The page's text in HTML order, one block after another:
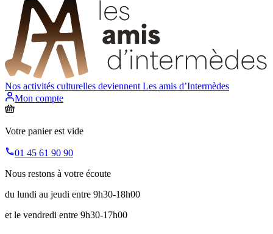
Nos activités culturelles deviennent Les amis d’Intermèdes
Mon compte
Votre panier est vide
01 45 61 90 90
Nous restons à votre écoute
du lundi au jeudi entre 9h30-18h00
et le vendredi entre 9h30-17h00